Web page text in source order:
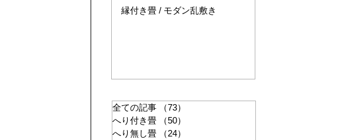
縁付き畳 / モダン乱敷き
全ての記事 （73）
へり付き畳
（50）
へり無し畳
（24）